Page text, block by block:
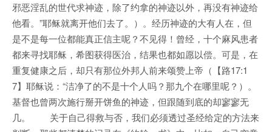
邪恶淫乱的世代求神迹，除了约拿的神迹以外，再没有神迹给
他看。”耶稣就离开他们去了。）。经历神迹的大有人在，但
是不是每一位都能真正信主呢？不见得！曾经，十个麻风患者
都来寻找耶稣，希图获得医治，结果也都如愿以偿。可是，在
重复健康之后，却只有那位外邦人前来颂赞上帝（【路17:1
7】耶稣说：“洁净了的不是十个人吗？那九个在哪里呢？）。
基督也曾两次施行掰开饼鱼的神迹，但跟随到底的却寥寥无
几。 关于自己得救与否，我们必须透过圣经给定的方法来